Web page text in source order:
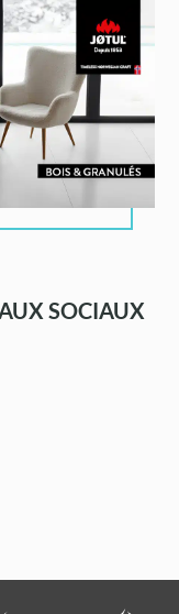
SOCIAUX